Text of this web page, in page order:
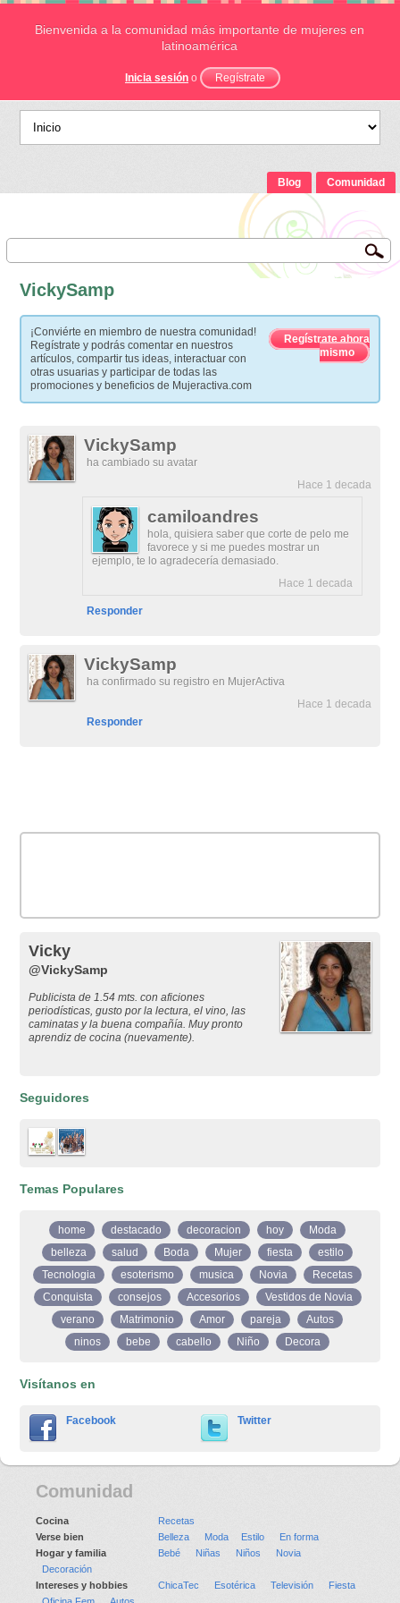
Bienvenida a la comunidad más importante de mujeres en
latinoamérica
Inicia sesión o Regístrate
Blog Comunidad
VickySamp
¡Conviérte en miembro de nuestra comunidad!
Regístrate y podrás comentar en nuestros
artículos, compartir tus ideas, interactuar con
otras usuarias y participar de todas las
promociones y beneficios de Mujeractiva.com
Regístrate ahora
mismo
VickySamp
ha cambiado su avatar
Hace 1 decada
camiloandres
hola, quisiera saber que corte de pelo me
favorece y si me puedes mostrar un
ejemplo, te lo agradecería demasiado.
Hace 1 decada
Responder
VickySamp
ha confirmado su registro en MujerActiva
Hace 1 decada
Responder
Vicky
@VickySamp
Publicista de 1.54 mts. con aficiones
periodísticas, gusto por la lectura, el vino, las
caminatas y la buena compañía. Muy pronto
aprendiz de cocina (nuevamente).
Seguidores
Temas Populares
home destacado decoracion hoy
Moda
belleza
salud Boda Mujer fiesta
estilo
Tecnologia
esoterismo musica Novia
Recetas
Conquista
consejos Accesorios
Vestidos de Novia
verano
Matrimonio Amor pareja
Autos
ninos
bebe cabello Niño Decora
Visítanos en
Facebook Twitter
Comunidad
Cocina
Recetas
Verse bien
Belleza Moda Estilo
En forma
Hogar y familia
Bebé Niñas Niños
Novia
Decoración
Intereses y hobbies
ChicaTec Esotérica Televisión
Fiesta